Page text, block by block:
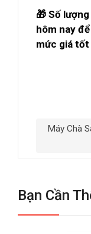
🎁 Số
hôm nay
mức giá
Máy Chà
Bạn Cần